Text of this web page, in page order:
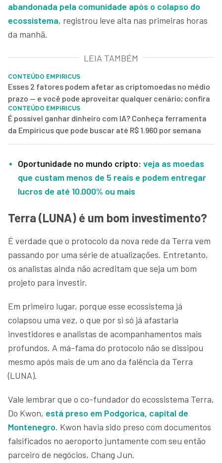
abandonada pela comunidade após o colapso do
ecossistema, registrou leve alta nas primeiras horas
da manhã.
LEIA TAMBÉM
CONTEÚDO EMPIRICUS
Esses 2 fatores podem afetar as criptomoedas no médio
prazo — e você pode aproveitar qualquer cenário; confira
CONTEÚDO EMPIRICUS
É possível ganhar dinheiro com IA? Conheça ferramenta
da Empiricus que pode buscar até R$ 1.960 por semana
Oportunidade no mundo cripto: veja as moedas
que custam menos de 5 reais e podem entregar
lucros de até 10.000% ou mais
Terra (LUNA) é um bom investimento?
É verdade que o protocolo da nova rede da Terra vem
passando por uma série de atualizações. Entretanto,
os analistas ainda não acreditam que seja um bom
projeto para investir.
Em primeiro lugar, porque esse ecossistema já
colapsou uma vez, o que por si só já afastaria
investidores e analistas de acompanhamentos mais
profundos. A má-fama do protocolo não se dissipou
mesmo após mais de um ano da falência da Terra
(LUNA).
Vale lembrar que o co-fundador do ecossistema Terra,
Do Kwon, está preso em Podgorica, capital de
Montenegro. Kwon havia sido preso com documentos
falsificados no aeroporto juntamente com seu então
parceiro de negócios, Chang Jun.